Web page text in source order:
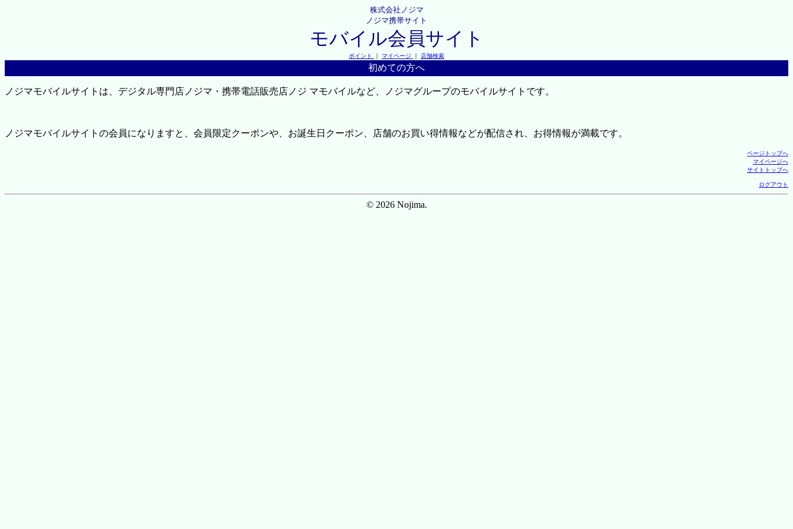
株式会社ノジマ
ノジマ携帯サイト
モバイル会員サイト
ポイント ｜ マイページ ｜ 店舗検索
初めての方へ
ノジマモバイルサイトは、デジタル専門店ノジマ・携帯電話販売店ノジ マモバイルなど、ノジマグループのモバイルサイトです。
ノジマモバイルサイトの会員になりますと、会員限定クーポンや、お誕生日クーポン、店舗のお買い得情報などが配信され、お得情報が満載です。
ページトップへ
マイページへ
サイトトップへ
ログアウト
© 2026 Nojima.